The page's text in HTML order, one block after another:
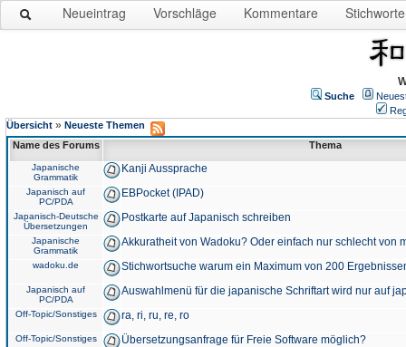
Neueintrag Vorschläge Kommentare Stichworte
Suche
Übersicht » Neueste Themen
Name des Forums
Thema
Japanische
Grammatik
Kanji Aussprache
Japanisch auf
PC/PDA
EBPocket (IPAD)
Japanisch-Deutsche
Übersetzungen
Postkarte auf Japanisch schreiben
Japanische
Grammatik
Akkuratheit von Wadoku? Oder einfach nur schlecht von
wadoku.de Stichwortsuche warum ein Maximum von 200
Japanisch auf
PC/PDA
Auswahlmenü für die japanische Schriftart wird nur auf
Off-Topic/Sonstiges ra, ri, ru, re, ro
Off-Topic/Sonstiges Übersetzungsanfrage für Freie Software möglich?